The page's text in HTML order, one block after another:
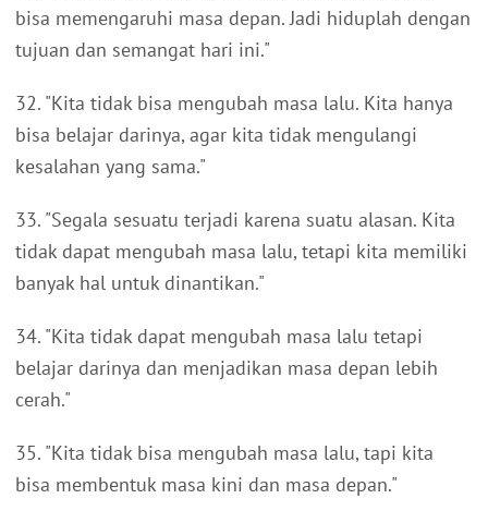
bisa memengaruhi masa depan. Jadi hiduplah dengan
tujuan dan semangat hari ini."
32. "Kita tidak bisa mengubah masa lalu. Kita hanya
bisa belajar darinya, agar kita tidak mengulangi
kesalahan yang sama."
33. "Segala sesuatu terjadi karena suatu alasan. Kita
tidak dapat mengubah masa lalu, tetapi kita memiliki
banyak hal untuk dinantikan."
34. "Kita tidak dapat mengubah masa lalu tetapi
belajar darinya dan menjadikan masa depan lebih
cerah."
35. "Kita tidak bisa mengubah masa lalu, tapi kita
bisa membentuk masa kini dan masa depan."